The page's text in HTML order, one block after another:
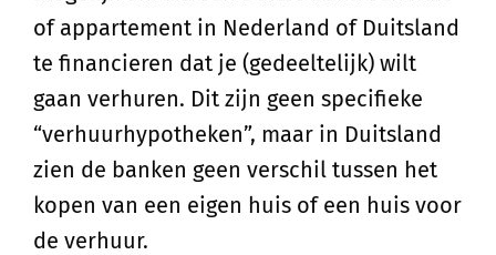
of appartement in Nederland of Duitsland
te financieren dat je (gedeeltelijk) wilt
gaan verhuren. Dit zijn geen specifieke
“verhuurhypotheken”, maar in Duitsland
zien de banken geen verschil tussen het
kopen van een eigen huis of een huis voor
de verhuur.